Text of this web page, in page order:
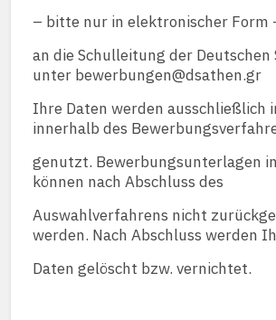
– bitte nur in elektronischer Form
an die Schulleitung der Deutschen
unter bewerbungen@dsathen.gr
Ihre Daten werden ausschließlich
innerhalb des
genutzt. Bewerbungsunterlagen
können nach Abschluss des
Auswahlverfahrens nicht
werden. Nach Abschluss werden
Daten gelöscht bzw. vernichtet.